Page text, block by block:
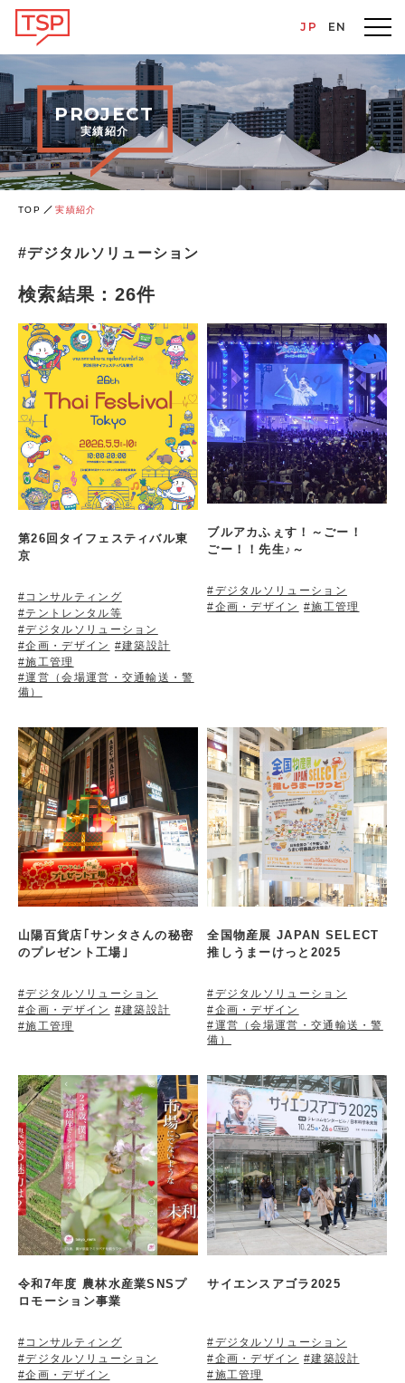
JP EN
PROJECT
実績紹介
TOP 実績紹介
#デジタルソリューション
検索結果： 26件
第26回タイフェスティバル東
京
#コンサルティング
#テントレンタル等
#デジタルソリューション
#企画・デザイン #建築設計
#施工管理
#運営（会場運営・交通輸送・警
備）
ブルアカふぇす！～ごー！
ごー！！先生♪～
#デジタルソリューション
#企画・デザイン #施工管理
山陽百貨店｢サンタさんの秘密
のプレゼント工場｣
#デジタルソリューション
#企画・デザイン #建築設計
#施工管理
全国物産展 JAPAN SELECT
推しうまーけっと2025
#デジタルソリューション
#企画・デザイン
#運営（会場運営・交通輸送・警
備）
令和7年度 農林水産業SNSプ
ロモーション事業
#コンサルティング
#デジタルソリューション
#企画・デザイン
サイエンスアゴラ2025
#デジタルソリューション
#企画・デザイン #建築設計
#施工管理